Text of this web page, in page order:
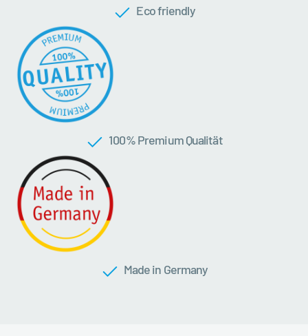
Eco friendly
100 % Premium Qualität
Made in Germany